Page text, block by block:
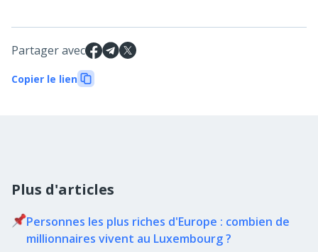
Partager avec
Copier le lien
Plus d'articles
Personnes les plus riches d'Europe : combien de
millionnaires vivent au Luxembourg ?